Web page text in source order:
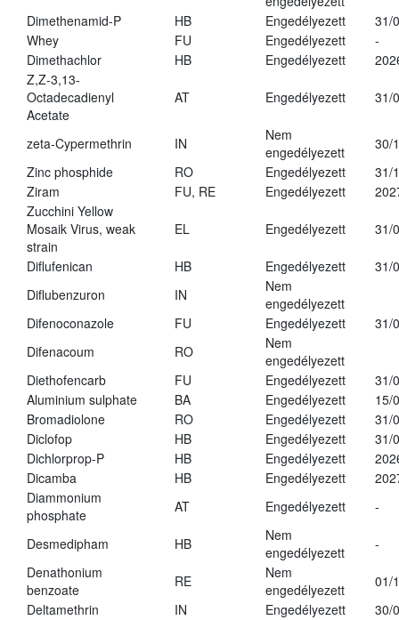
Dimethenamid-P
HB Engedélyezett
31/
Whey
FU Engedélyezett
-
Dimethachlor
HB Engedélyezett
Z,Z-3,13-
Octadecadienyl
Acetate
AT Engedélyezett 31/
zeta-Cypermethrin IN
Nem
engedélyezett
30/
Zinc phosphide
RO Engedélyezett
31/
Ziram
FU, RE Engedélyezett
Zucchini Yellow
Mosaik Virus, weak
strain
EL Engedélyezett 31/
Diflufenican HB Engedélyezett
31/
Diflubenzuron
IN
Nem
engedélyezett
Difenoconazole
FU Engedélyezett
31/
Difenacoum
RO
Nem
engedélyezett
Diethofencarb
FU Engedélyezett
31/
Aluminium sulphate
BA Engedélyezett
15/
Bromadiolone
RO Engedélyezett
31/
Diclofop
HB Engedélyezett
31/
Dichlorprop-P
HB Engedélyezett
Dicamba
HB Engedélyezett
Diammonium
phosphate
AT Engedélyezett -
Desmedipham HB
Nem
engedélyezett
-
Denathonium
benzoate
RE
Nem
engedélyezett
01/
Deltamethrin
IN Engedélyezett 30/